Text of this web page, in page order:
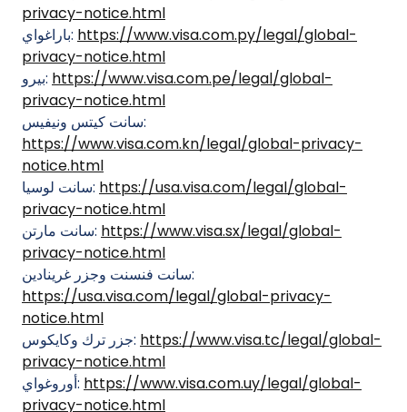
privacy-notice.html
باراغواي: https://www.visa.com.py/legal/global-
privacy-notice.html
بيرو: https://www.visa.com.pe/legal/global-
privacy-notice.html
سانت كيتس ونيفيس:
https://www.visa.com.kn/legal/global-privacy-
notice.html
سانت لوسيا: https://usa.visa.com/legal/global-
privacy-notice.html
سانت مارتن: https://www.visa.sx/legal/global-
privacy-notice.html
سانت فنسنت وجزر غرينادين:
https://usa.visa.com/legal/global-privacy-
notice.html
جزر ترك وكايكوس: https://www.visa.tc/legal/global-
privacy-notice.html
أوروغواي: https://www.visa.com.uy/legal/global-
privacy-notice.html‍